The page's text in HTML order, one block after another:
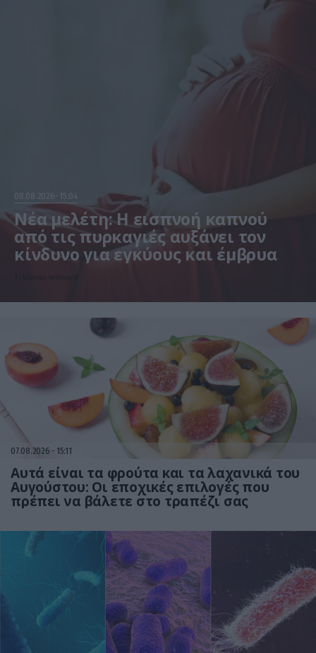
08.08.2026 15:04
Νέα μελέτη: Η εισπνοή καπνού
από τις πυρκαγιές αυξάνει τον
κίνδυνο για εγκύους και έμβρυα
07.08.2026 15:11
Αυτά είναι τα φρούτα και τα λαχανικά του
Αυγούστου: Οι εποχικές επιλογές που
πρέπει να βάλετε στο τραπέζι σας